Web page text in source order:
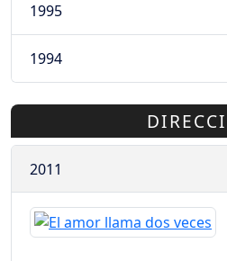
1995
1994
2011